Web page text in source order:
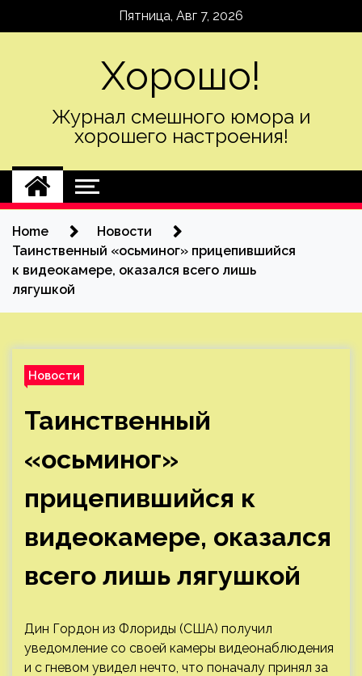
Пятница, Авг 7, 2026
Хорошо!
Журнал смешного юмора и
хорошего настроения!
Home
Новости
Таинственный «осьминог» прицепившийся
к видеокамере, оказался всего лишь
лягушкой
Новости
Таинственный
«осьминог»
прицепившийся к
видеокамере, оказался
всего лишь лягушкой
Дин Гордон из Флориды (США) получил
уведомление со своей камеры видеонаблюдения
и с гневом увидел нечто, что поначалу принял за